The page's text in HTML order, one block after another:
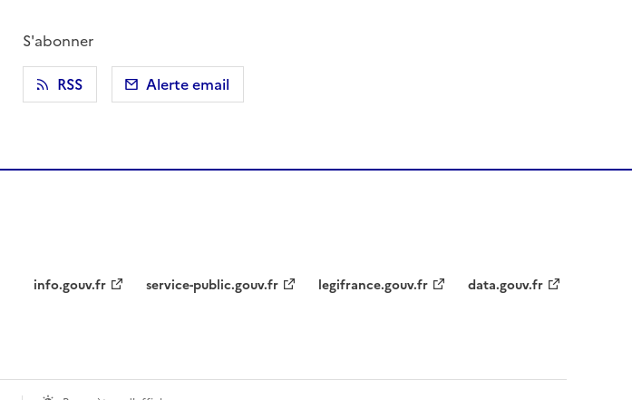
S'abonner
RSS
Alerte email
info.gouv.fr service-public.gouv.fr legifrance.gouv.fr data.gouv.fr